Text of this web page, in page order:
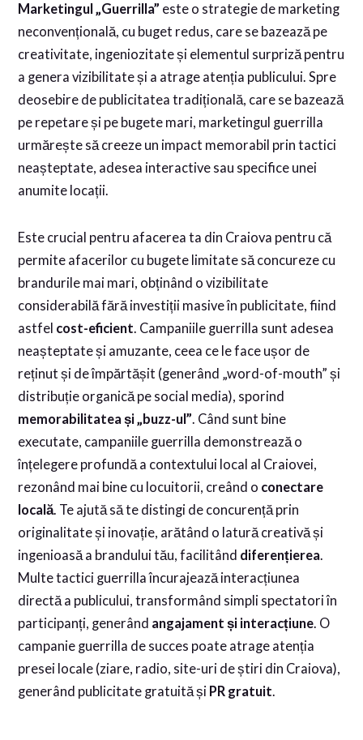
Marketingul „Guerrilla” este o strategie de marketing
neconvențională, cu buget redus, care se bazează pe
creativitate, ingeniozitate și elementul surpriză pentru
a genera vizibilitate și a atrage atenția publicului. Spre
deosebire de publicitatea tradițională, care se bazează
pe repetare și pe bugete mari, marketingul guerrilla
urmărește să creeze un impact memorabil prin tactici
neașteptate, adesea interactive sau specifice unei
anumite locații.
Este crucial pentru afacerea ta din Craiova pentru că
permite afacerilor cu bugete limitate să concureze cu
brandurile mai mari, obținând o vizibilitate
considerabilă fără investiții masive în publicitate, fiind
astfel cost-eficient. Campaniile guerrilla sunt adesea
neașteptate și amuzante, ceea ce le face ușor de
reținut și de împărtășit (generând „word-of-mouth” și
distribuție organică pe social media), sporind
memorabilitatea și „buzz-ul”. Când sunt bine
executate, campaniile guerrilla demonstrează o
înțelegere profundă a contextului local al Craiovei,
rezonând mai bine cu locuitorii, creând o conectare
locală. Te ajută să te distingi de concurență prin
originalitate și inovație, arătând o latură creativă și
ingenioasă a brandului tău, facilitând diferențierea.
Multe tactici guerrilla încurajează interacțiunea
directă a publicului, transformând simpli spectatori în
participanți, generând angajament și interacțiune. O
campanie guerrilla de succes poate atrage atenția
presei locale (ziare, radio, site-uri de știri din Craiova),
generând publicitate gratuită și PR gratuit.